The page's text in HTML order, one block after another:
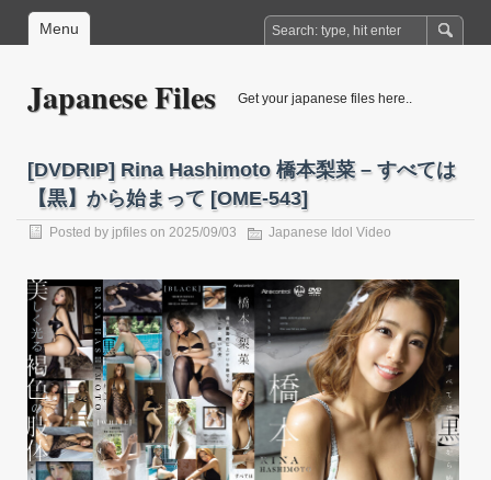
Menu
Japanese Files Get your japanese files here..
[DVDRIP] Rina Hashimoto 橋本梨菜 – すべては
【黒】から始まって [OME-543]
Posted by jpfiles on 2025/09/03 Japanese Idol Video